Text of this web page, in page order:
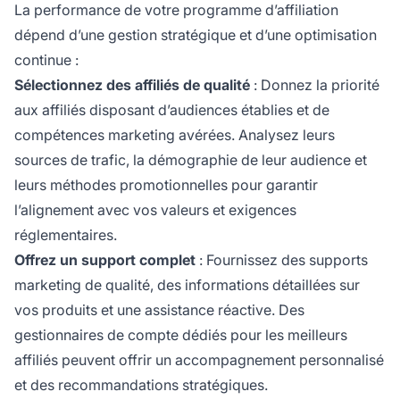
La performance de votre programme d’affiliation
dépend d’une gestion stratégique et d’une optimisation
continue :
Sélectionnez des affiliés de qualité : Donnez la priorité
aux affiliés disposant d’audiences établies et de
compétences marketing avérées. Analysez leurs
sources de trafic, la démographie de leur audience et
leurs méthodes promotionnelles pour garantir
l’alignement avec vos valeurs et exigences
réglementaires.
Offrez un support complet : Fournissez des supports
marketing de qualité, des informations détaillées sur
vos produits et une assistance réactive. Des
gestionnaires de compte dédiés pour les meilleurs
affiliés peuvent offrir un accompagnement personnalisé
et des recommandations stratégiques.